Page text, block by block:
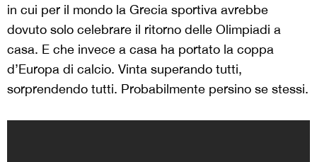
in cui per il mondo la Grecia sportiva avrebbe
dovuto solo celebrare il ritorno delle Olimpiadi a
casa. E che invece a casa ha portato la coppa
d’Europa di calcio. Vinta superando tutti,
sorprendendo tutti. Probabilmente persino se stessi.